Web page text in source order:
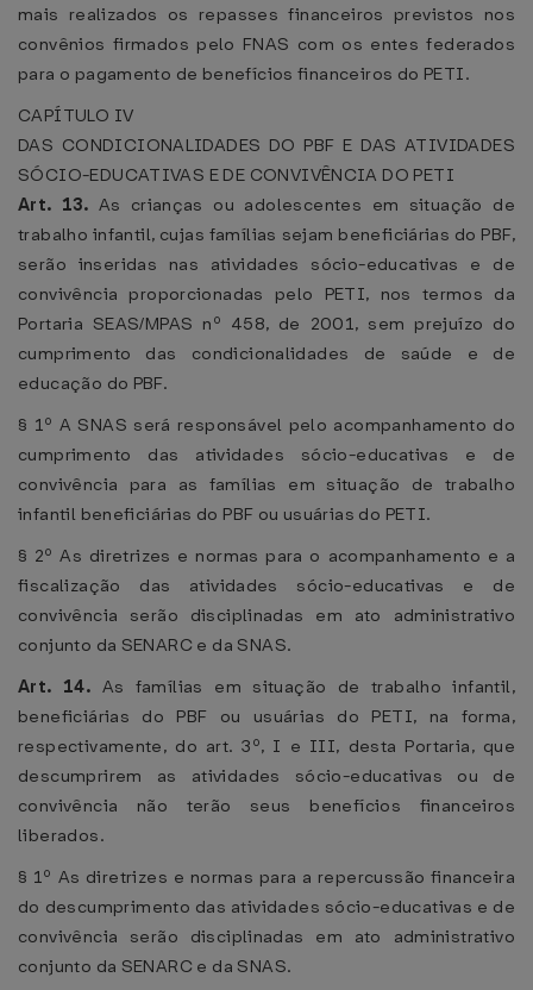
mais realizados os repasses financeiros previstos nos
convênios firmados pelo FNAS com os entes federados
para o pagamento de benefícios financeiros do PETI.
CAPÍTULO IV
DAS CONDICIONALIDADES DO PBF E DAS ATIVIDADES
SÓCIO-EDUCATIVAS E DE CONVIVÊNCIA DO PETI
Art. 13. As crianças ou adolescentes em situação de
trabalho infantil, cujas famílias sejam beneficiárias do PBF,
serão inseridas nas atividades sócio-educativas e de
convivência proporcionadas pelo PETI, nos termos da
Portaria SEAS/MPAS nº 458, de 2001, sem prejuízo do
cumprimento das condicionalidades de saúde e de
educação do PBF.
§ 1º A SNAS será responsável pelo acompanhamento do
cumprimento das atividades sócio-educativas e de
convivência para as famílias em situação de trabalho
infantil beneficiárias do PBF ou usuárias do PETI.
§ 2º As diretrizes e normas para o acompanhamento e a
fiscalização das atividades sócio-educativas e de
convivência serão disciplinadas em ato administrativo
conjunto da SENARC e da SNAS.
Art. 14. As famílias em situação de trabalho infantil,
beneficiárias do PBF ou usuárias do PETI, na forma,
respectivamente, do art. 3º, I e III, desta Portaria, que
descumprirem as atividades sócio-educativas ou de
convivência não terão seus benefícios financeiros
liberados.
§ 1º As diretrizes e normas para a repercussão financeira
do descumprimento das atividades sócio-educativas e de
convivência serão disciplinadas em ato administrativo
conjunto da SENARC e da SNAS.